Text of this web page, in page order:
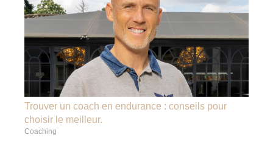
Trouver un coach en endurance : conseils pour
choisir le meilleur.
Coaching